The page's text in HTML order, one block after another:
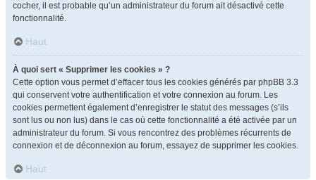
cocher, il est probable qu’un administrateur du forum ait désactivé cette
fonctionnalité.
Haut
À quoi sert « Supprimer les cookies » ?
Cette option vous permet d’effacer tous les cookies générés par phpBB 3.3
qui conservent votre authentification et votre connexion au forum. Les
cookies permettent également d’enregistrer le statut des messages (s’ils
sont lus ou non lus) dans le cas où cette fonctionnalité a été activée par un
administrateur du forum. Si vous rencontrez des problèmes récurrents de
connexion et de déconnexion au forum, essayez de supprimer les cookies.
Haut